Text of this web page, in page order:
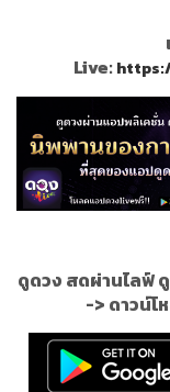
Live:
ดูดวง สดผ่านไลฟ์
-> ดาวน์โ